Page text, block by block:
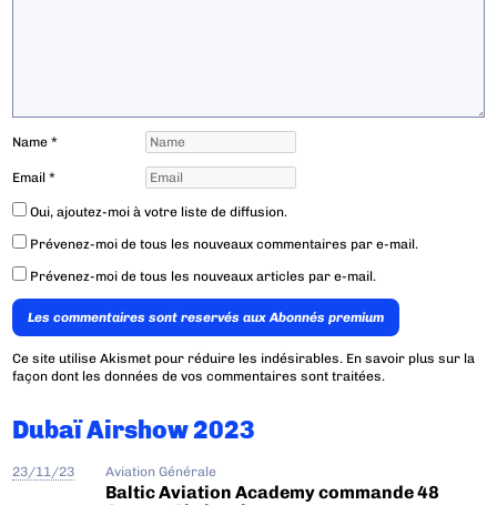
Name*
Email*
Oui, ajoutez-moi à votre liste de diffusion.
Prévenez-moi de tous les nouveaux commentaires par e-mail.
Prévenez-moi de tous les nouveaux articles par e-mail.
Les commentaires sont reservés aux Abonnés premium
Ce site utilise Akismet pour réduire les indésirables. En savoir plus sur la
façon dont les données de vos commentaires sont traitées.
Dubaï Airshow 2023
23/11/23 Aviation Générale
Baltic Aviation Academy commande 48